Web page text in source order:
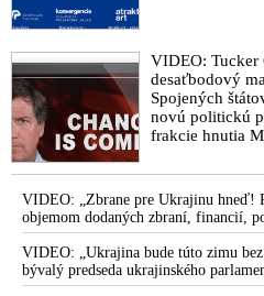
VIDEO: Tucker
desaťbodový
Spojených
novú politickú
frakcie hnutia
VIDEO: „Zbrane pre Ukrajinu hneď!
objemom dodaných zbraní, financií,
tlaku na nepriateľa,“ povedal
ukrajinským diplomatom v Kyjeve.
že USA Ukrajine nedodajú
VIDEO: „Ukrajina bude túto zimu bez
bývalý predseda ukrajinského